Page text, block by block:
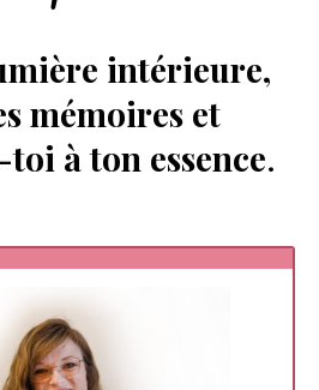
intérieure,
mémoires et
à ton essence.